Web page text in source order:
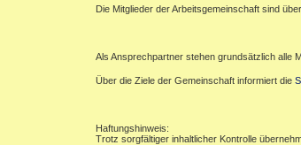
Die Mitglieder der Arbeitsgemeinschaft sind
Als Ansprechpartner stehen grundsätzlich alle
Über die Ziele der Gemeinschaft informiert die
Haftungshinweis:
Trotz sorgfältiger inhaltlicher Kontrolle